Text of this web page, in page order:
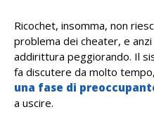
Ricochet, insomma, non
problema dei cheater, e
addirittura peggiorando. Il
fa discutere da molto
una fase di
a uscire.